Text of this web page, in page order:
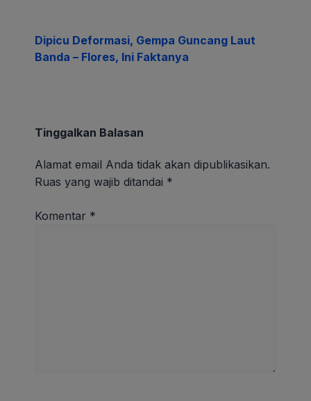
Dipicu Deformasi, Gempa Guncang Laut
Banda – Flores, Ini Faktanya
Tinggalkan Balasan
Alamat email Anda tidak akan dipublikasikan.
Ruas yang wajib ditandai *
Komentar *